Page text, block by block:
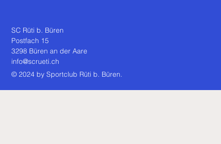
SC Rüti b. Büren
Postfach 15
3298 Büren an der Aare
info@scrueti.ch
© 2024 by Sportclub Rüti b. Büren.